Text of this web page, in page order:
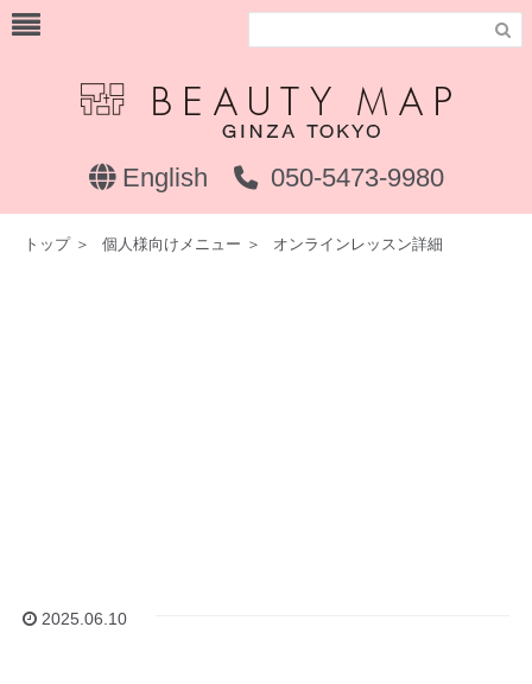

English 050-5473-9980
トップ＞ 個人様向けメニュー ＞ オンラインレッスン詳細
2025.06.10